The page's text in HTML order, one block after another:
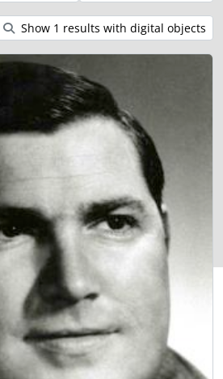
Show 1 results with digital objects